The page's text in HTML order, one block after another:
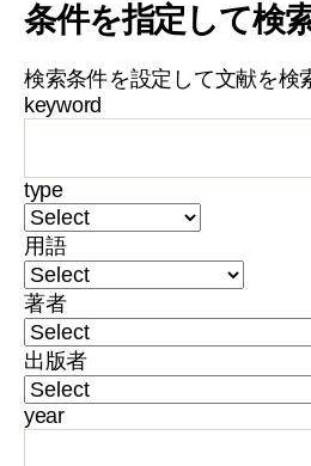
条件を指定して検
検索条件を設定して文献を検
keyword
type
用語
著者
出版者
year